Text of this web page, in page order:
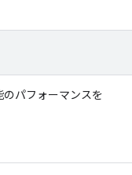
パフォーマンスを